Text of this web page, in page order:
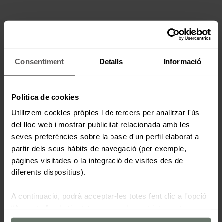
Consentiment Detalls Informació
Política de cookies
Utilitzem cookies pròpies i de tercers per analitzar l'ús
del lloc web i mostrar publicitat relacionada amb les
seves preferències sobre la base d'un perfil elaborat a
partir dels seus hàbits de navegació (per exemple,
pàgines visitades o la integració de visites des de
diferents dispositius).
A continuació, podrà acceptar-les totes fent clic a l'opció
necessàries fent clic a "Rebutjar" o configurar-les segons